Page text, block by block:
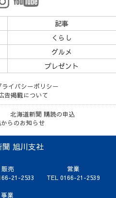
記事
くらし
グルメ
プレゼント
ライバシーポリシー
告掲載について
北海道新聞 購読の申込
らのお知らせ
聞 旭川支社
販売
21-2533
営業
TEL 0166-21-2539
事業